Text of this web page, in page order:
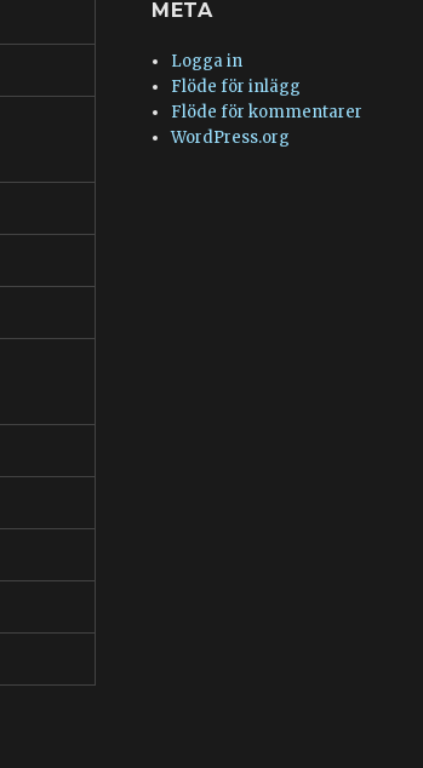
META
Logga in
Flöde för inlägg
Flöde för kommentarer
WordPress.org